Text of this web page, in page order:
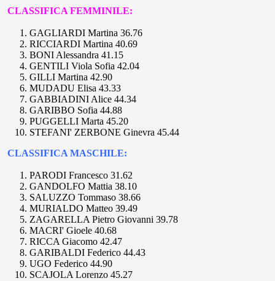
CLASSIFICA FEMMINILE:
GAGLIARDI Martina 36.76
RICCIARDI Martina 40.69
BONI Alessandra 41.15
GENTILI Viola Sofia 42.04
GILLI Martina 42.90
MUDADU Elisa 43.33
GABBIADINI Alice 44.34
GARIBBO Sofia 44.88
PUGGELLI Marta 45.20
STEFANI' ZERBONE Ginevra 45.44
CLASSIFICA MASCHILE:
PARODI Francesco 31.62
GANDOLFO Mattia 38.10
SALUZZO Tommaso 38.66
MURIALDO Matteo 39.49
ZAGARELLA Pietro Giovanni 39.78
MACRI' Gioele 40.68
RICCA Giacomo 42.47
GARIBALDI Federico 44.43
UGO Federico 44.90
SCAJOLA Lorenzo 45.27